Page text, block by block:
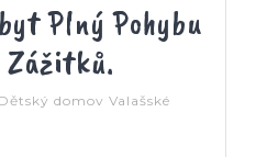
Plný Pohybu
Zážitků.
Pobyt
Dětský domov Valašské